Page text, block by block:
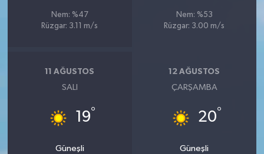
Nem: %47
Rüzgar: 3.11 m/s
Nem: %53
Rüzgar: 3.00 m/s
11 AĞUSTOS
SALI
19°
Güneşli
12 AĞUSTOS
ÇARŞAMBA
20°
Güneşli